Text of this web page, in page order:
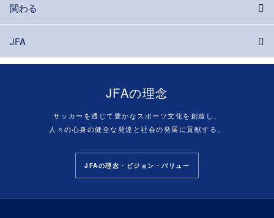
関わる
JFA
JFAの理念
サッカーを通じて豊かなスポーツ文化を創造し、
人々の心身の健全な発達と社会の発展に貢献する。
JFAの理念・ビジョン・バリュー